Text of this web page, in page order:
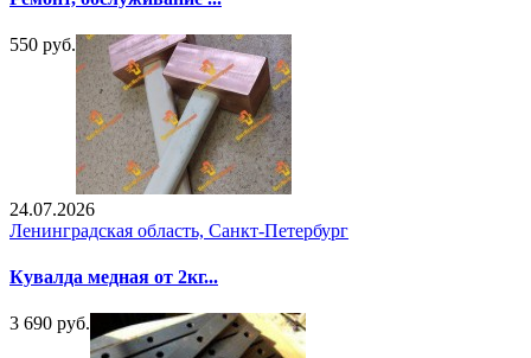
550 руб.
24.07.2026
Ленинградская область, Санкт-Петербург
Кувалда медная от 2кг...
3 690 руб.